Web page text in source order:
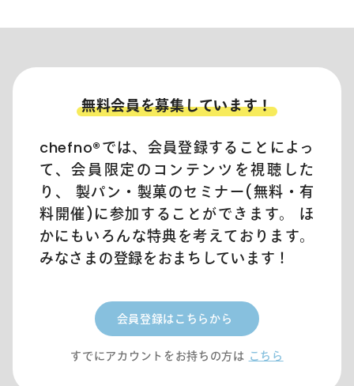
無料会員を募集しています！
chefno®︎では、会員登録することによっ
て、会員限定のコンテンツを視聴した
り、 製パン・製菓のセミナー(無料・有
料開催)に参加することができます。 ほ
かにもいろんな特典を考えております。
みなさまの登録をおまちしています！
会員登録はこちらから
すでにアカウントをお持ちの方は こちら